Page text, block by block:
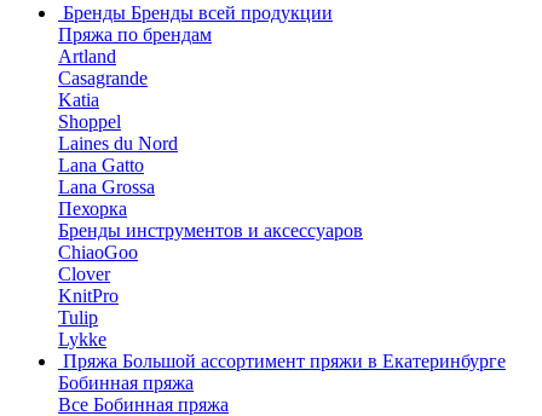
Бренды Бренды всей продукции
Пряжа по брендам
Artland
Casagrande
Katia
Shoppel
Laines du Nord
Lana Gatto
Lana Grossa
Пехорка
Бренды инструментов и аксессуаров
ChiaoGoo
Clover
KnitPro
Tulip
Lykke
Пряжа Большой ассортимент пряжи в Екатеринбурге
Бобинная пряжа
Все Бобинная пряжа